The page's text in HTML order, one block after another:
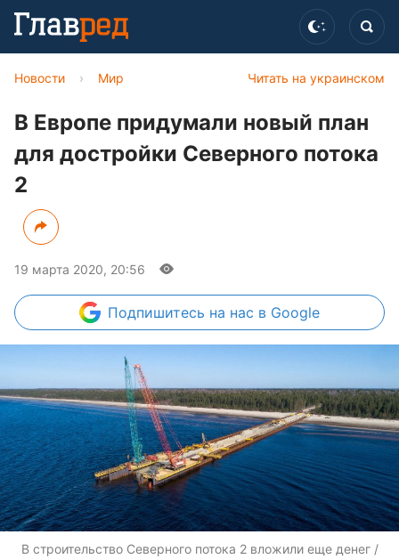
Читать на украинском
Новости › Мир
В Европе придумали новый план
для достройки Северного потока
2
19 марта 2020, 20:56
Подпишитесь на нас в Google
В строительство Северного потока 2 вложили еще денег /